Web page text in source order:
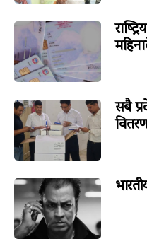
सबै